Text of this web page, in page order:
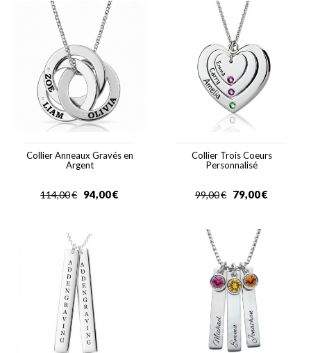
Collier Anneaux Gravés en
Argent
€
114,00 €
94,00
Collier Trois Coeurs
Personnalisé
€
99,00 €
79,00